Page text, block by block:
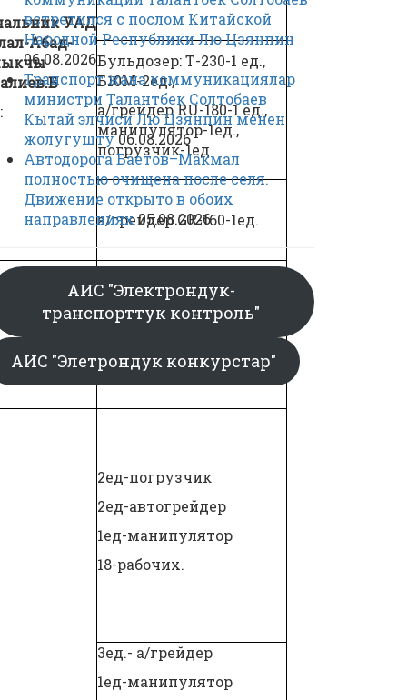
УАД
Абад-
Бульдозер: Т-230-1 ед.,
Б10М-2ед.,
а/грейдер RU-180-1 ед.,
манипулятор-1ед.,
погрузчик-1ед
а/грейдер GR-160-1ед.
1ед-манипулятор,
9-рабочих.
2ед-погрузчик
2ед-автогрейдер
1ед-манипулятор
18-рабочих.
3ед.- а/грейдер
1ед-манипулятор
встретился с послом Китайской
Народной Республики Лю Цзянпин
06.08.2026
Транспорт жана коммуникациялар
министри Талантбек Солтобаев
Кытай элчиси Лю Цзянпин менен
жолугушту 06.08.2026
Автодорога Баетов–Макмал
полностью очищена после селя.
Движение открыто в обоих
направлениях05.08.2026
АИС "Электрондук-
транспорттук контроль"
АИС "Элетрондук конкурстар"